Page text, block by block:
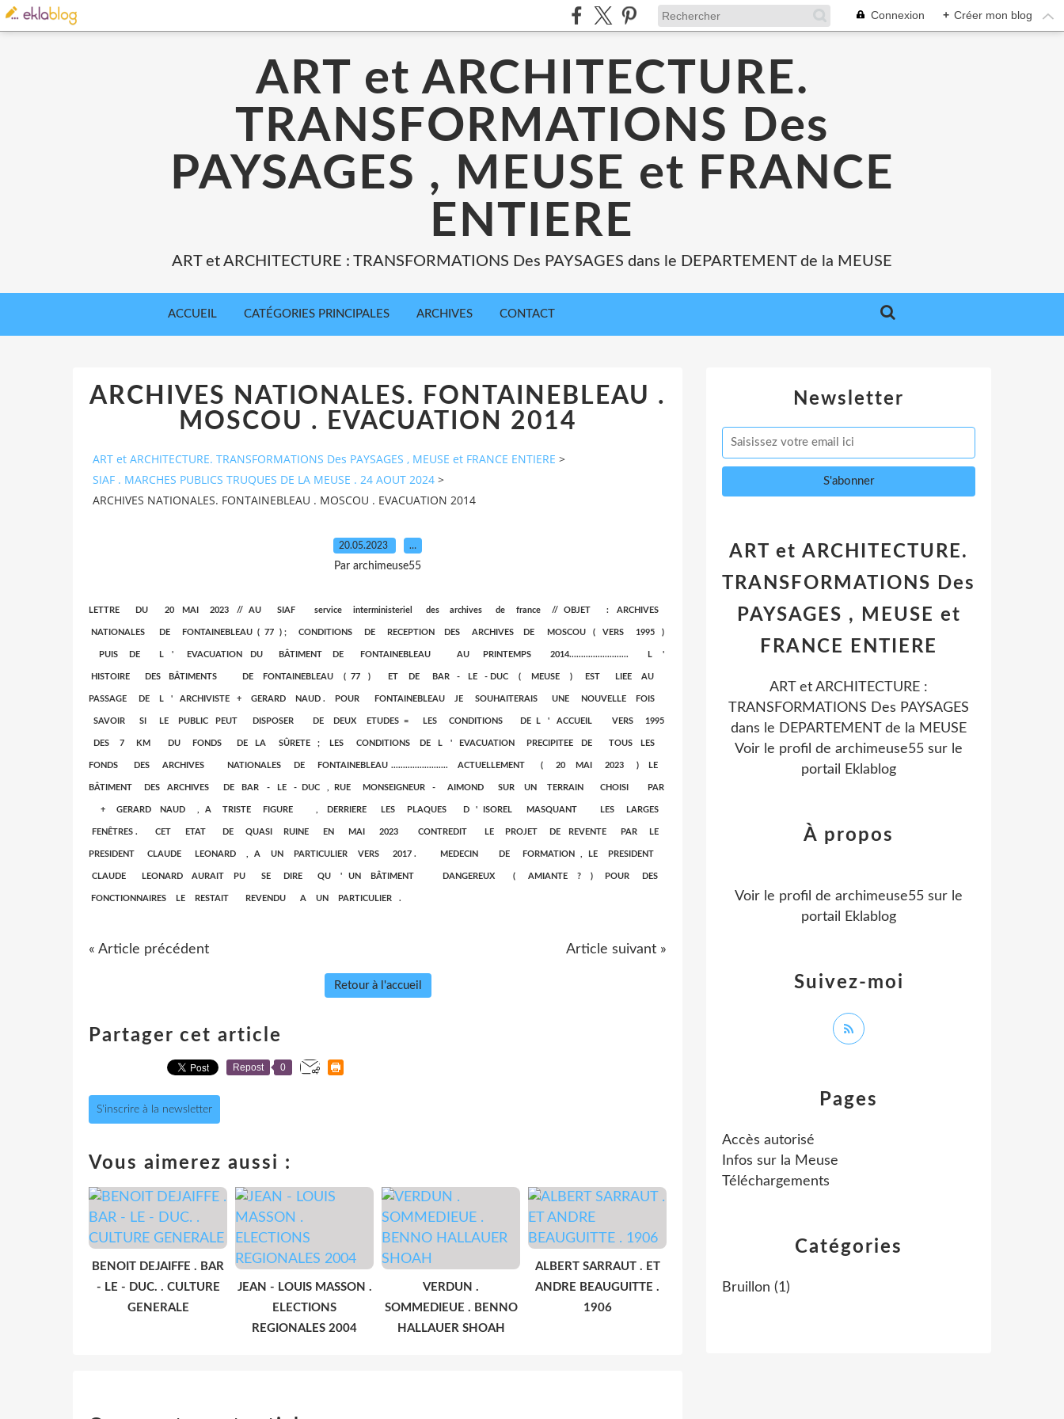
Connexion + Créer mon blog
ART et ARCHITECTURE.
TRANSFORMATIONS Des
PAYSAGES , MEUSE et FRANCE
ENTIERE
ART et ARCHITECTURE : TRANSFORMATIONS Des PAYSAGES dans le DEPARTEMENT de la MEUSE
ACCUEIL CATÉGORIES PRINCIPALES ARCHIVES CONTACT
ARCHIVES NATIONALES. FONTAINEBLEAU .
MOSCOU . EVACUATION 2014
ART et ARCHITECTURE. TRANSFORMATIONS Des PAYSAGES , MEUSE et FRANCE ENTIERE >
SIAF . MARCHES PUBLICS TRUQUES DE LA MEUSE . 24 AOUT 2024 >
ARCHIVES NATIONALES. FONTAINEBLEAU . MOSCOU . EVACUATION 2014
20.05.2023 …
Par archimeuse55
LETTRE DU 20 MAI 2023 // AU SIAF service interministeriel des archives de france // OBJET : ARCHIVES
NATIONALES DE FONTAINEBLEAU ( 77 ) ; CONDITIONS DE RECEPTION DES ARCHIVES DE MOSCOU ( VERS 1995 )
PUIS DE L ' EVACUATION DU BÂTIMENT DE FONTAINEBLEAU AU PRINTEMPS 2014......................... L '
HISTOIRE DES BÂTIMENTS DE FONTAINEBLEAU ( 77 ) ET DE BAR - LE - DUC ( MEUSE ) EST LIEE AU
PASSAGE DE L ' ARCHIVISTE + GERARD NAUD . POUR FONTAINEBLEAU JE SOUHAITERAIS UNE NOUVELLE FOIS
SAVOIR SI LE PUBLIC PEUT DISPOSER DE DEUX ETUDES = LES CONDITIONS DE L ' ACCUEIL VERS 1995
DES 7 KM DU FONDS DE LA SÛRETE ; LES CONDITIONS DE L ' EVACUATION PRECIPITEE DE TOUS LES
FONDS DES ARCHIVES NATIONALES DE FONTAINEBLEAU ........................ ACTUELLEMENT ( 20 MAI 2023 ) LE
BÂTIMENT DES ARCHIVES DE BAR - LE - DUC , RUE MONSEIGNEUR - AIMOND SUR UN TERRAIN CHOISI PAR
+ GERARD NAUD , A TRISTE FIGURE , DERRIERE LES PLAQUES D ' ISOREL MASQUANT LES LARGES
FENÊTRES . CET ETAT DE QUASI RUINE EN MAI 2023 CONTREDIT LE PROJET DE REVENTE PAR LE
PRESIDENT CLAUDE LEONARD , A UN PARTICULIER VERS 2017 . MEDECIN DE FORMATION , LE PRESIDENT
CLAUDE LEONARD AURAIT PU SE DIRE QU ' UN BÂTIMENT DANGEREUX ( AMIANTE ? ) POUR DES
FONCTIONNAIRES LE RESTAIT REVENDU A UN PARTICULIER .
« Article précédent Article suivant »
Retour à l'accueil
Partager cet article
Repost 0
S'inscrire à la newsletter
Vous aimerez aussi :
BENOIT DEJAIFFE . BAR
- LE - DUC. . CULTURE
GENERALE
JEAN - LOUIS MASSON .
ELECTIONS
REGIONALES 2004
VERDUN .
SOMMEDIEUE . BENNO
HALLAUER SHOAH
ALBERT SARRAUT . ET
ANDRE BEAUGUITTE .
1906
Newsletter
Catégories
Bruillon (1)
Pages
Accès autorisé
Infos sur la Meuse
Téléchargements
ART et ARCHITECTURE.
TRANSFORMATIONS Des
PAYSAGES , MEUSE et
FRANCE ENTIERE
ART et ARCHITECTURE :
TRANSFORMATIONS Des PAYSAGES
dans le DEPARTEMENT de la MEUSE
Voir le profil de archimeuse55 sur le
portail Eklablog
Suivez-moi
À propos
Voir le profil de archimeuse55 sur le
portail Eklablog